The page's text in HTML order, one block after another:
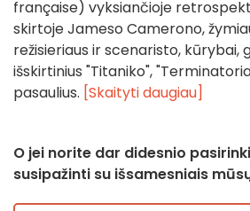
française) vyksiančioje
skirtoje Jameso Camerono,
režisieriaus ir scenaristo, kūrybai,
išskirtinius "Titaniko",
pasaulius. [Skaityti daugiau]
O jei norite dar didesnio
susipažinti su išsamesniais